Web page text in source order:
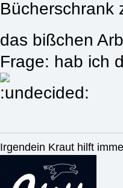
das bißchen
Frage: hab ich
Irgendein Kraut hilft